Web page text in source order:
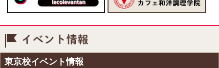
東京校イベント情報